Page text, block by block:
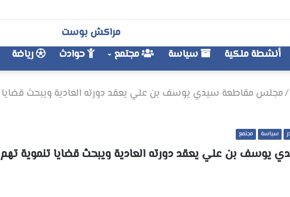
مراكش بوست
أنشطة ملكية سياسة مجتمع حوادث رياضة
/مجلس مقاطعة سيدي يوسف بن علي يعقد دورته العادية ويبحث قضايا
سياسة مجتمع
بن علي يعقد دورته العادية ويبحث قضايا تنموية تهم